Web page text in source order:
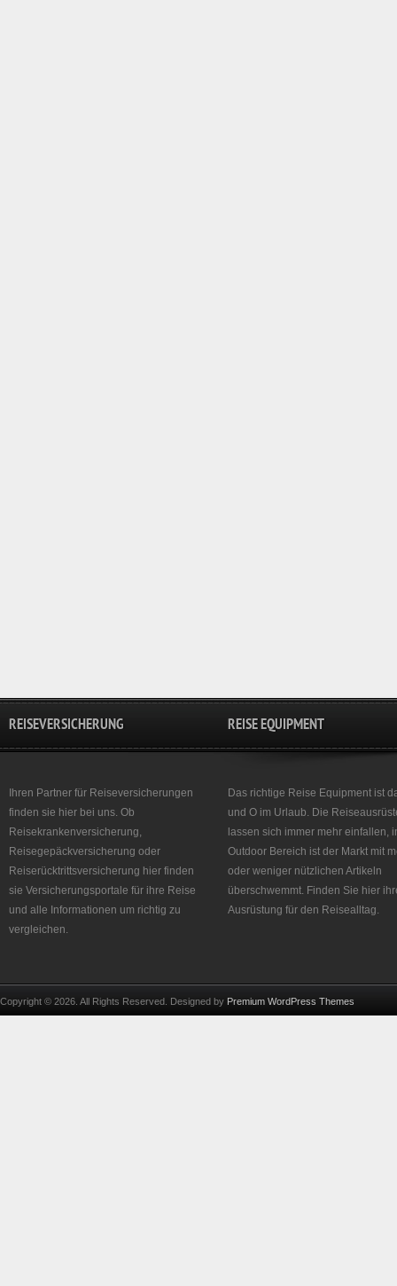
REISEVERSICHERUNG
Ihren Partner für Reiseversicherungen
finden sie hier bei uns. Ob
Reisekrankenversicherung,
Reisegepäckversicherung oder
Reiserücktrittsversicherung hier finden
sie Versicherungsportale für ihre Reise
und alle Informationen um richtig zu
vergleichen.
REISE EQUIPMENT
Das richtige Reise Equipment ist
und O im Urlaub. Die
lassen sich immer mehr einfallen,
Outdoor Bereich ist der Markt mit
oder weniger nützlichen Artikeln
überschwemmt. Finden Sie hier
Ausrüstung für den Reisealltag.
Copyright © 2026. All Rights Reserved. Designed by Premium WordPress Themes